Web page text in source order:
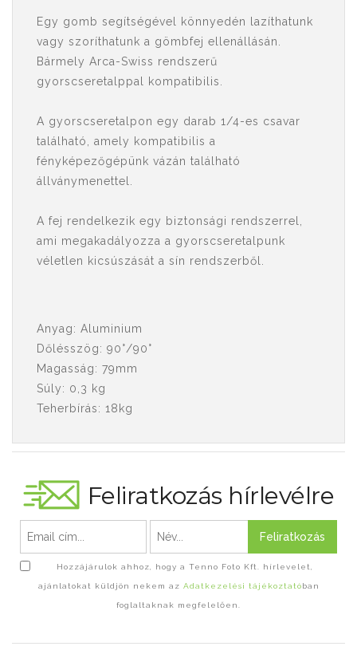
Egy gomb segítségével könnyedén lazíthatunk
vagy szoríthatunk a gömbfej ellenállásán.
Bármely Arca-Swiss rendszerű
gyorscseretalppal kompatibilis.
A gyorscseretalpon egy darab 1/4-es csavar
található, amely kompatibilis a
fényképezőgépünk vázán található
állványmenettel.
A fej rendelkezik egy biztonsági rendszerrel,
ami megakadályozza a gyorscseretalpunk
véletlen kicsúszását a sín rendszerből.
Anyag: Aluminium
Dőlésszög: 90°/90°
Magasság: 79mm
Súly: 0,3 kg
Teherbírás: 18kg
Feliratkozás hírlevélre
Feliratkozás
Hozzájárulok ahhoz, hogy a Tenno Foto Kft. hírlevelet,
ajánlatokat küldjön nekem az Adatkezelési tájékoztatóban
foglaltaknak megfelelően.